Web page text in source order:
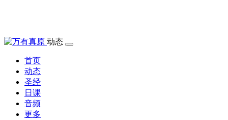
动态
首页
动态
圣经
日课
音频
更多